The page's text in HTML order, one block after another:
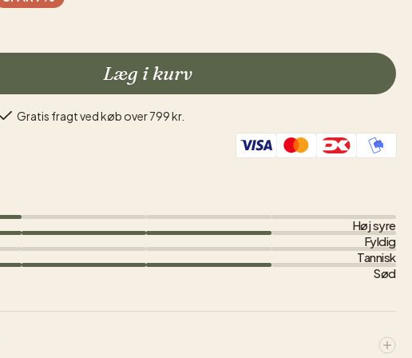
Læg i kurv
Gratis fragt ved køb over 799 kr.
Høj syre
Fyldig
Tannisk
Sød